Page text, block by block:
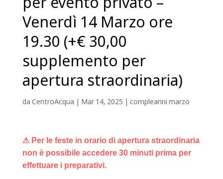
Venerdì 14 Marzo ore
19.30 (+€ 30,00
supplemento per
apertura straordinaria)
daCentroAcqua | Mar 14, 2025 | compleanni marzo
⚠ Per le feste in orario di apertura straordinaria
non è possibile accedere 30 minuti prima per
effettuare i preparativi.